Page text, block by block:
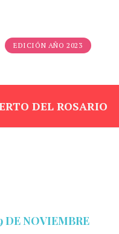
EDICIÓN AÑO 2023
DEL ROSARIO
DE NOVIEMBRE